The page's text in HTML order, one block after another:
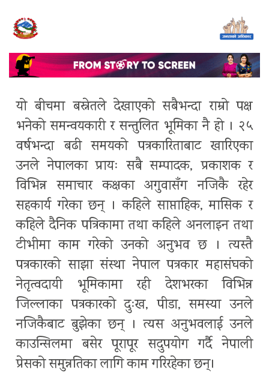
यो बीचमा बस्नेतले देखाएको सबैभन्दा राम्रो पक्ष
भनेको समन्वयकारी र सन्तुलित भूमिका नै हो । २५
वर्षभन्दा बढी समयको पत्रकारिताबाट खारिएका
उनले नेपालका प्रायः सबै सम्पादक, प्रकाशक र
विभिन्न समाचार कक्षका अगुवासँग नजिकै रहेर
सहकार्य गरेका छन् । कहिले साप्ताहिक, मासिक र
कहिले दैनिक पत्रिकामा तथा कहिले अनलाइन तथा
टीभीमा काम गरेको उनको अनुभव छ । त्यस्तै
पत्रकारको साझा संस्था नेपाल पत्रकार महासंघको
नेतृत्वदायी भूमिकामा रही देशभरका विभिन्न
जिल्लाका पत्रकारको दुःख, पीडा, समस्या उनले
नजिकैबाट बुझेका छन् । त्यस अनुभवलाई उनले
काउन्सिलमा बसेर पूरापूर सदुपयोग गर्दै नेपाली
प्रेसको समुन्नतिका लागि काम गरिरहेका छन्।